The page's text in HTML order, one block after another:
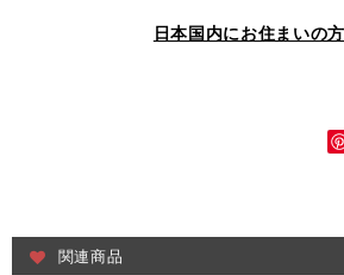
日本国内にお住まいの
関連商品